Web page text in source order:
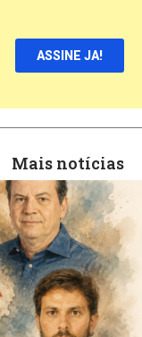
ASSINE JA!
Mais notícias